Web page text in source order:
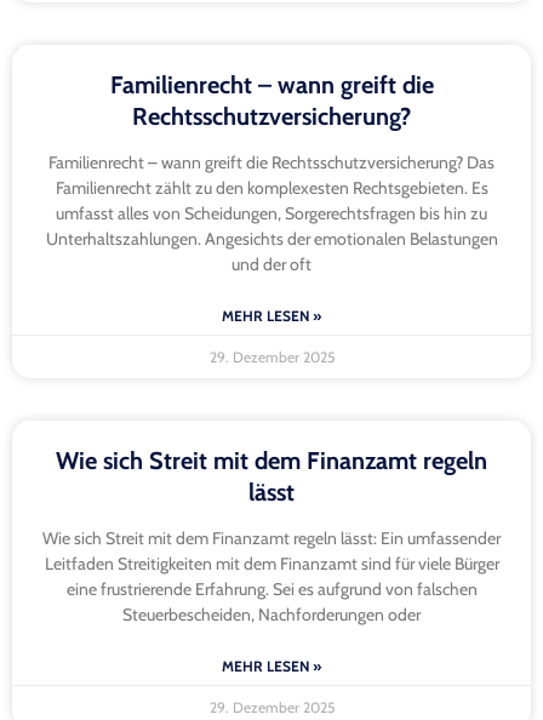
Familienrecht – wann greift die
Rechtsschutzversicherung?
Familienrecht – wann greift die Rechtsschutzversicherung? Das
Familienrecht zählt zu den komplexesten Rechtsgebieten. Es
umfasst alles von Scheidungen, Sorgerechtsfragen bis hin zu
Unterhaltszahlungen. Angesichts der emotionalen Belastungen
und der oft
MEHR LESEN »
29. Dezember 2025
Wie sich Streit mit dem Finanzamt regeln
lässt
Wie sich Streit mit dem Finanzamt regeln lässt: Ein umfassender
Leitfaden Streitigkeiten mit dem Finanzamt sind für viele Bürger
eine frustrierende Erfahrung. Sei es aufgrund von falschen
Steuerbescheiden, Nachforderungen oder
MEHR LESEN »
29. Dezember 2025